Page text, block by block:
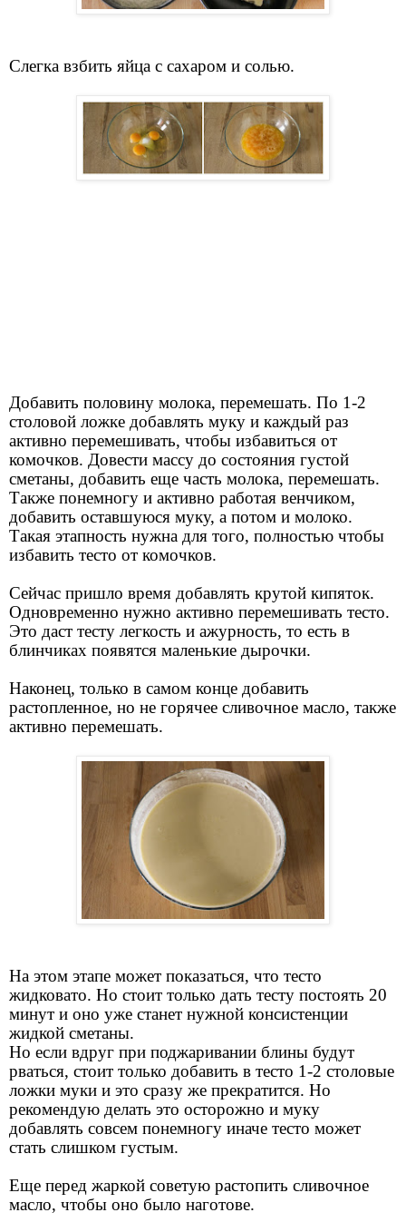
Слегка взбить яйца с сахаром и солью.
Добавить половину молока, перемешать. По 1-2
столовой ложке добавлять муку и каждый раз
активно перемешивать, чтобы избавиться от
комочков. Довести массу до состояния густой
сметаны, добавить еще часть молока, перемешать.
Также понемногу и активно работая венчиком,
добавить оставшуюся муку, а потом и молоко.
Такая этапность нужна для того, полностью чтобы
избавить тесто от комочков.
Сейчас пришло время добавлять крутой кипяток.
Одновременно нужно активно перемешивать тесто.
Это даст тесту легкость и ажурность, то есть в
блинчиках появятся маленькие дырочки.
Наконец, только в самом конце добавить
растопленное, но не горячее сливочное масло, также
активно перемешать.
На этом этапе может показаться, что тесто
жидковато. Но стоит только дать тесту постоять 20
минут и оно уже станет нужной консистенции
жидкой сметаны.
Но если вдруг при поджаривании блины будут
рваться, стоит только добавить в тесто 1-2 столовые
ложки муки и это сразу же прекратится. Но
рекомендую делать это осторожно и муку
добавлять совсем понемногу иначе тесто может
стать слишком густым.
Еще перед жаркой советую растопить сливочное
масло, чтобы оно было наготове.